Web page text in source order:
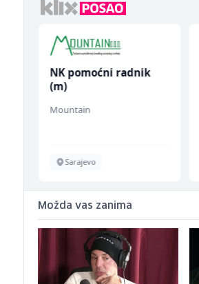
NK pomoćni radnik
(m)
Mountain
Sarajevo
Možda vas zanima